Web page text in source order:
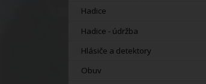
Hadice
Hadice - údržba
Hlásiče a detektory
Obuv